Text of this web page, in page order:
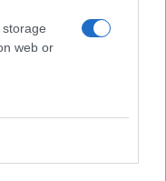
web or